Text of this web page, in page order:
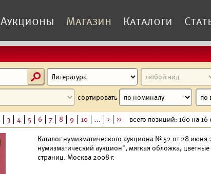
Аукционы Магазин Каталоги
s
сортировать
3 4 5 6 7 8 9 10 ... > >> всего позиций: 160 на 16
Каталог нумизматического аукциона № 52 от 28 июня
нумизматический аукцион", мягкая обложка,
страниц. Москва 2008 г.